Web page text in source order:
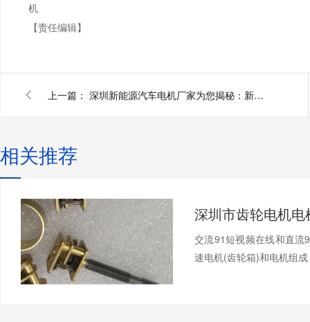
机
【责任编辑】
上一篇： 深圳新能源汽车电机厂家为您揭秘：新能源汽车电机成本分析
相关推荐
交流91短视频在线和直流
速电机(齿轮箱)和电机组